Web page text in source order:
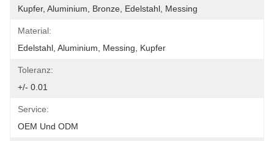
Kupfer, Aluminium, Bronze, Edelstahl, Messing
Material:
Edelstahl, Aluminium, Messing, Kupfer
Toleranz:
+/- 0.01
Service:
OEM Und ODM